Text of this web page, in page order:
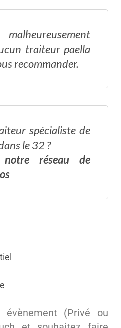
traiteur paella
recommander.
spécialiste de
le 32 ?
notre réseaude
évènement (Privé ou